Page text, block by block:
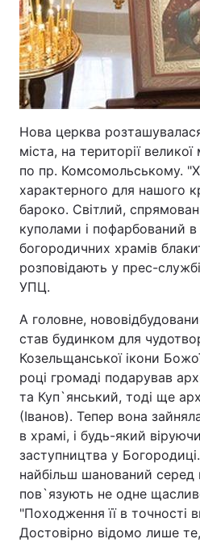
Нова церква
міста, на території
по пр. Комсомольському.
характерного для нашого
бароко. Світлий,
куполами і пофарбований
богородичних храмів
розповідають у прес-
УПЦ.
А головне,
став будинком для
Козельщанської ікони
році громаді подарував
та Куп`янський, тоді ще
(Іванов). Тепер вона
в храмі, і будь-який
заступництва у
найбільш шанований серед
пов`язують не одне
"Походження її в точності
Достовірно відомо лише